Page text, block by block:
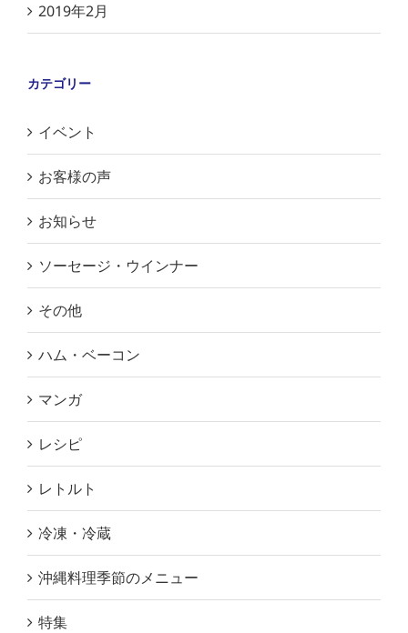
2019年2月
カテゴリー
イベント
お客様の声
お知らせ
ソーセージ・ウインナー
その他
ハム・ベーコン
マンガ
レシピ
レトルト
冷凍・冷蔵
沖縄料理季節のメニュー
特集